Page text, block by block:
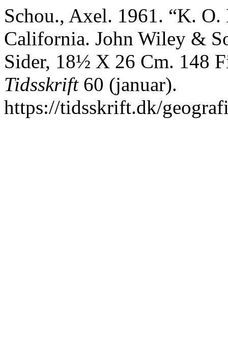
Schou., Axel. 1961. “K.
California. John Wiley &
Sider, 18½ X 26 Cm. 148
Tidsskrift60 (januar).
https://tidsskrift.dk/